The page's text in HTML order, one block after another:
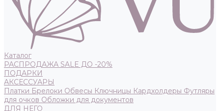
Каталог
РАСПРОДАЖА SALE ДО -20%
ПОДАРКИ
АКСЕССУАРЫ
Платки Брелоки Обвесы Ключницы Кардхолдеры Футляры
для очков Обложки для документов
ДЛЯ НЕГО